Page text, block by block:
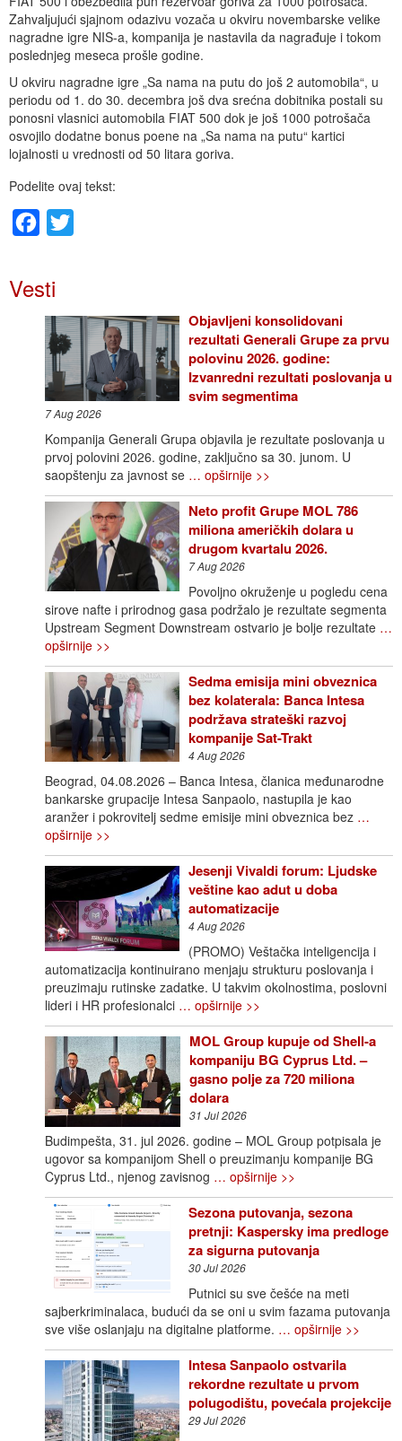
Zahvalјujući sjajnom odazivu vozača u okviru novembarske velike
nagradne igre NIS-a, kompanija je nastavila da nagrađuje i tokom
poslednjeg meseca prošle godine.
U okviru nagradne igre „Sa nama na putu do još 2 automobila“, u
periodu od 1. do 30. decembra još dva srećna dobitnika postali su
ponosni vlasnici automobila FIAT 500 dok je još 1000 potrošača
osvojilo dodatne bonus poene na „Sa nama na putu“ kartici
lojalnosti u vrednosti od 50 litara goriva.
Podelite ovaj tekst:
Facebook
Vesti
Objavljeni konsolidovani
rezultati Generali Grupe za prvu
polovinu 2026. godine:
Izvanredni rezultati poslovanja u
svim segmentima
7 Aug 2026
Kompanija Generali Grupa objavila je rezultate poslovanja u
prvoj polovini 2026. godine, zaključno sa 30. junom. U
saopštenju za javnost se … opširnije >>
Neto profit Grupe MOL 786
miliona američkih dolara u
drugom kvartalu 2026.
7 Aug 2026
Povoljno okruženje u pogledu cena
sirove nafte i prirodnog gasa podržalo je rezultate segmenta
Upstream Segment Downstream ostvario je bolje rezultate …
opširnije >>
Sedma emisija mini obveznica
bez kolaterala: Banca Intesa
podržava strateški razvoj
kompanije Sat-Trakt
4 Aug 2026
Beograd, 04.08.2026 – Banca Intesa, članica međunarodne
bankarske grupacije Intesa Sanpaolo, nastupila je kao
aranžer i pokrovitelj sedme emisije mini obveznica bez …
opširnije >>
Jesenji Vivaldi forum: Ljudske
veštine kao adut u doba
automatizacije
4 Aug 2026
(PROMO) Veštačka inteligencija i
automatizacija kontinuirano menjaju strukturu poslovanja i
preuzimaju rutinske zadatke. U takvim okolnostima, poslovni
lideri i HR profesionalci … opširnije >>
MOL Group kupuje od Shell-a
kompaniju BG Cyprus Ltd. –
gasno polje za 720 miliona
dolara
31 Jul 2026
Budimpešta, 31. jul 2026. godine – MOL Group potpisala je
ugovor sa kompanijom Shell o preuzimanju kompanije BG
Cyprus Ltd., njenog zavisnog … opširnije >>
Sezona putovanja, sezona
pretnji: Kaspersky ima predloge
za sigurna putovanja
30 Jul 2026
Putnici su sve češće na meti
sajberkriminalaca, budući da se oni u svim fazama putovanja
sve više oslanjaju na digitalne platforme. … opširnije >>
Intesa Sanpaolo ostvarila
rekordne rezultate u prvom
polugodištu, povećala projekcije
29 Jul 2026